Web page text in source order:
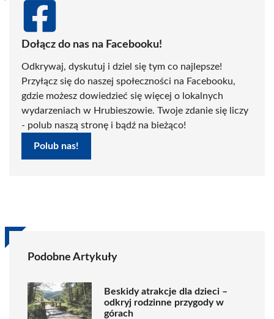
Dołącz do nas na Facebooku!
Odkrywaj, dyskutuj i dziel się tym co najlepsze!
Przyłącz się do naszej społeczności na Facebooku,
gdzie możesz dowiedzieć się więcej o lokalnych
wydarzeniach w Hrubieszowie. Twoje zdanie się liczy
- polub naszą stronę i bądź na bieżąco!
Polub nas!
Podobne Artykuły
Beskidy atrakcje dla dzieci –
odkryj rodzinne przygody w
górach